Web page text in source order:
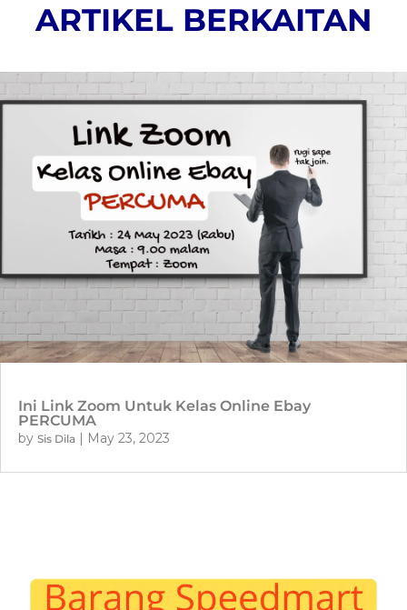
ARTIKEL BERKAITAN
Ini Link Zoom Untuk Kelas Online Ebay
PERCUMA
by Sis Dila | May 23, 2023